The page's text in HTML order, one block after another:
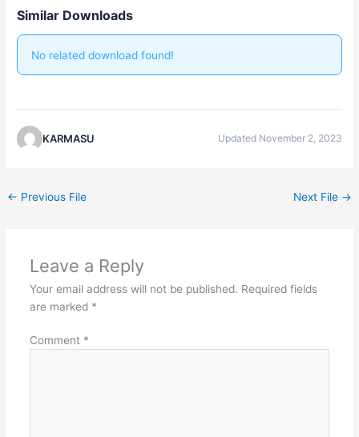
Similar Downloads
No related download found!
KARMASU Updated November 2, 2023
← Previous File Next File →
Leave a Reply
Your email address will not be published. Required fields
are marked *
Comment *